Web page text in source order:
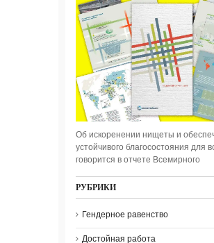
Об искоренении нищеты и
устойчивого благосостояния для
говорится в отчете Всемирного
РУБРИКИ
Гендерное равенство
Достойная работа